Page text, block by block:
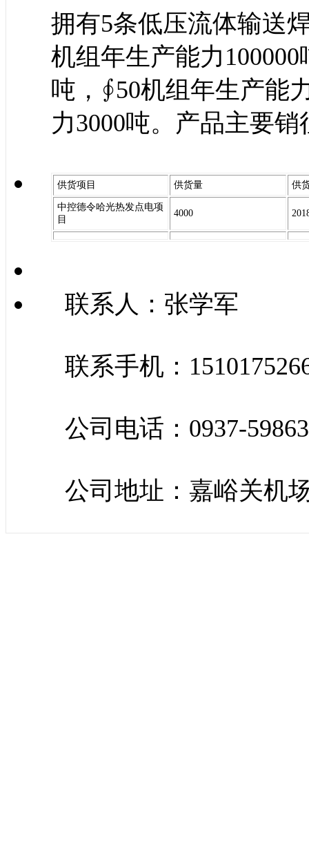
拥有5条低压流体输送
机组年生产能力
吨，∮50机组年生产能
力3000吨。产品主要
供货项目 供货量 供
中控德令哈光热发点电项
目
4000
联系人：张学军
联系手机：
公司电话：0937-
公司地址：嘉峪关机